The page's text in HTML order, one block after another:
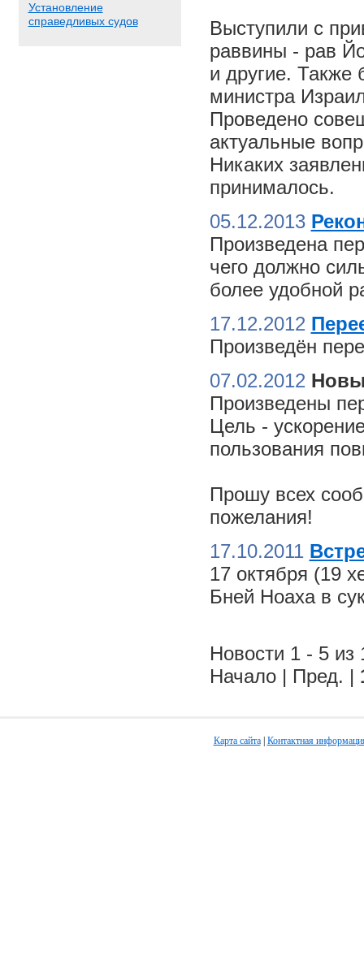
Установление
справедливых судов
Выступили с
раввины - рав
и другие. Также
министра
Проведено
актуальные
Никаких
принималось.
05.12.2013
Произведена
чего должно
более удобной
17.12.2012
Произведён
07.02.2012
Произведены
Цель -
пользования
Прошу всех
пожелания!
17.10.2011
17 октября (19
Бней Ноаха в
Новости 1 - 5 из
Начало | Пред. |
Карта сайта| Контактная